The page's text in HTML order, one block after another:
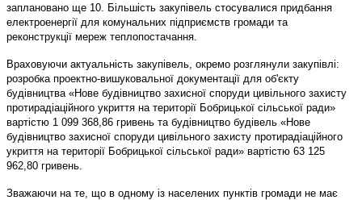
заплановано ще 10. Більшість закупівель стосувалися придбання
електроенергії для комунальних підприємств громади та
реконструкції мереж теплопостачання.
Враховуючи актуальність закупівель, окремо розглянули закупівлі:
розробка проектно-вишуковальної документації для об'єкту
будівництва «Нове будівництво захисної споруди цивільного захисту
протирадіаційного укриття на території Бобрицької сільської ради»
вартістю 1 099 368,86 гривень та будівництво будівель «Нове
будівництво захисної споруди цивільного захисту протирадіаційного
укриття на території Бобрицької сільської ради» вартістю 63 125
962,80 гривень.
Зважаючи на те, що в одному із населених пунктів громади не має